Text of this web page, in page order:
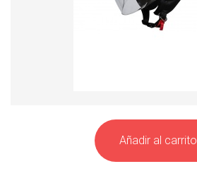
Añadir al carrito